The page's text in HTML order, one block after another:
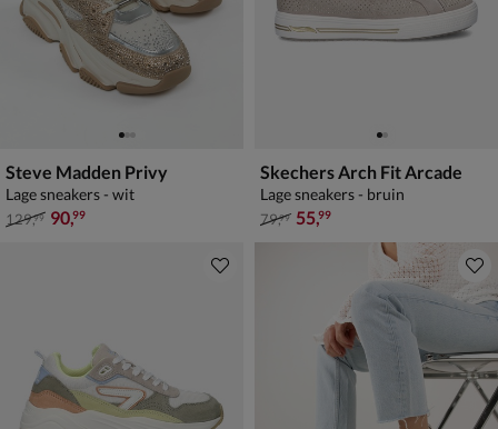
Steve Madden Privy
Lage sneakers - wit
van € 129,99 voor € 90,99
129,99 90,99
Skechers Arch Fit Arcade
Lage sneakers - bruin
van € 79,99 voor € 55,99
79,99 55,99